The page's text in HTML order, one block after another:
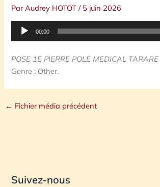
ParAudrey HOTOT/ 5 juin 2026
Lecteur
00:00
POSE 1E PIERRE POLE MEDICAL
Genre : Other.
← Fichier média précédent
Suivez-nous